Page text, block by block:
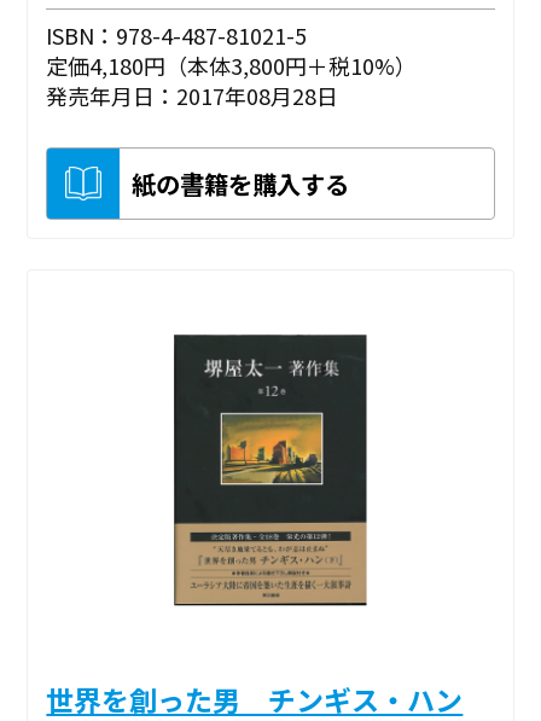
ISBN：978-4-487-81021-5
定価4,180円（本体3,800円＋税10%）
発売年月日：2017年08月28日
紙の書籍を購入する
世界を創った男 チンギス・ハン